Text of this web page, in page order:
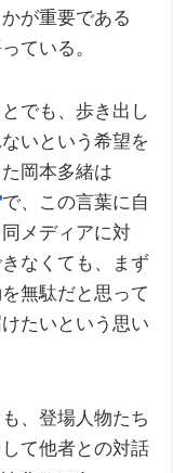
が重要である
ている。
でも、歩き出し
いという希望を
岡本多緒は
で、この言葉に自
メディアに対
なくても、まず
無駄だと思って
たいという思い
、登場人物たち
て他者との対話